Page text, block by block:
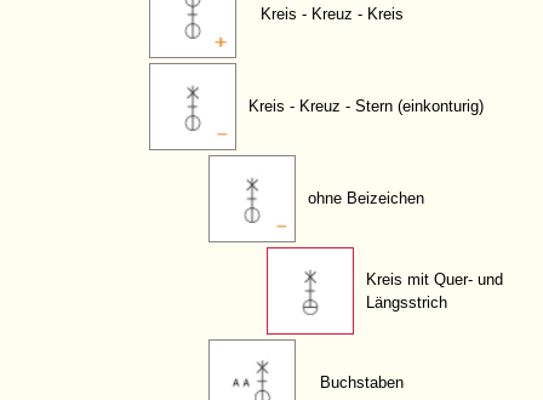
Kreis - Kreuz - Kreis
Kreis - Kreuz - Stern (einkonturig)
ohne Beizeichen
Kreis mit Quer- und
Längsstrich
Buchstaben